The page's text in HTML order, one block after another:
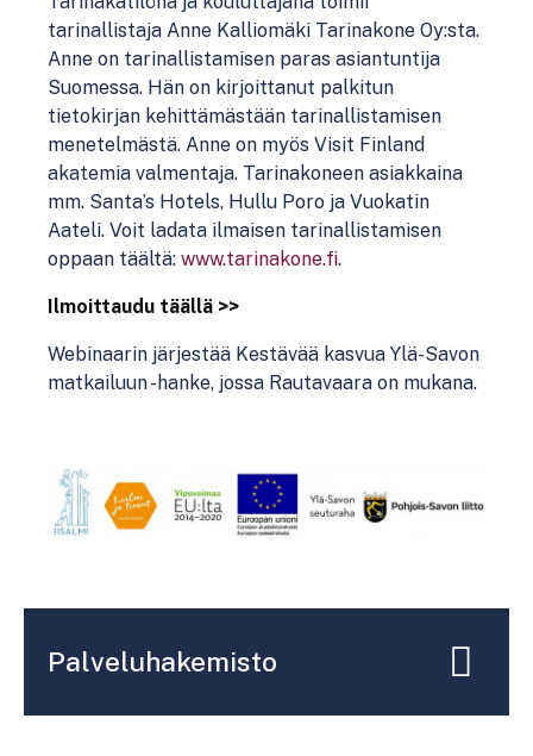
tarinallistaja Anne Kalliomäki Tarinakone Oy:sta.
Anne on tarinallistamisen paras asiantuntija
Suomessa. Hän on kirjoittanut palkitun
tietokirjan kehittämästään tarinallistamisen
menetelmästä. Anne on myös Visit Finland
akatemia valmentaja. Tarinakoneen asiakkaina
mm. Santa’s Hotels, Hullu Poro ja Vuokatin
Aateli. Voit ladata ilmaisen tarinallistamisen
oppaan täältä: www.tarinakone.fi.
Ilmoittaudu täällä >>
Webinaarin järjestää Kestävää kasvua Ylä-Savon
matkailuun -hanke, jossa Rautavaara on mukana.
Palveluhakemisto